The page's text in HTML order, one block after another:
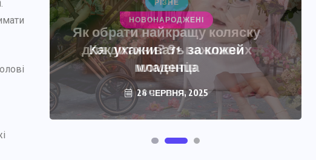
НОВОНАРОДЖЕНІ
Как ухаживать за кожей
младенца
28 ЧЕРВНЯ, 2025